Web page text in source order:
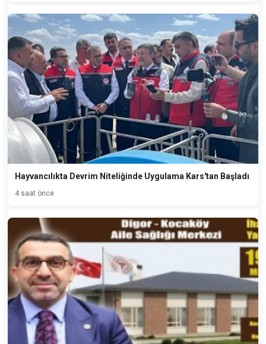
Hayvancılıkta Devrim Niteliğinde Uygulama Kars'tan Başladı
4 saat önce